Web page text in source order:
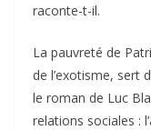
raconte-t-il.
La pauvreté de
de l’exotisme, sert
le roman de Luc
relations sociales :